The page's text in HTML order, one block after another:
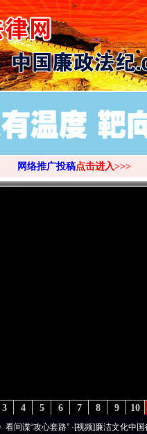
>
网络推广投稿点击进入>>>
10
9
8
7
6
5
4
3
套路”·[视频]廉洁文化中国行丨祁连巍